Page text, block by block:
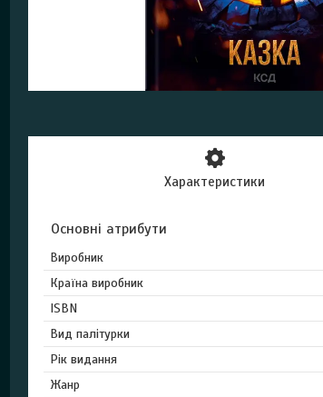
Характеристики
Основні атрибути
Виробник
Країна виробник
ISBN
Вид палітурки
Рік видання
Жанр